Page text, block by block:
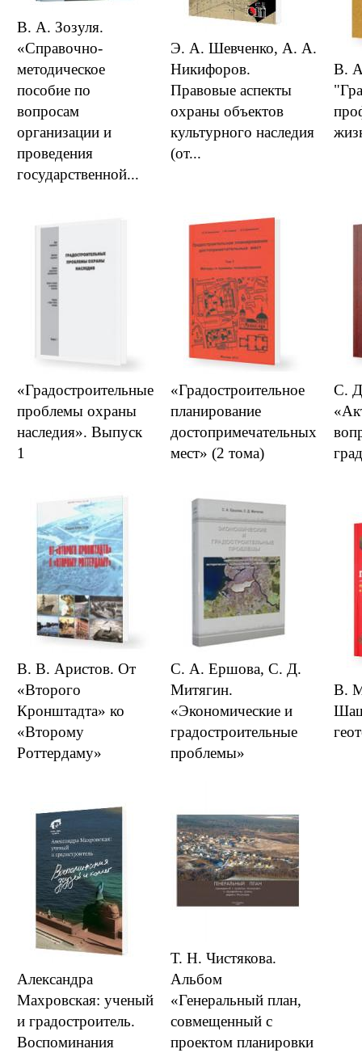
В. А. Зозуля.
«Справочно-
методическое
пособие по
вопросам
организации и
проведения
государственной...
Э. А. Шевченко, А. А.
Никифоров.
Правовые аспекты
охраны объектов
культурного наследия
(от...
В.
«Градостроительные
проблемы охраны
наследия». Выпуск
1
«Градостроительное
планирование
достопримечательных
мест» (2 тома)
С.
В. В. Аристов. От
«Второго
Кронштадта» ко
«Второму
Роттердаму»
С. А. Ершова, С. Д.
Митягин.
«Экономические и
градостроительные
проблемы»
В.
Александра
Махровская: ученый
и градостроитель.
Воспоминания
Т. Н. Чистякова.
Альбом
«Генеральный план,
совмещенный с
проектом планировки